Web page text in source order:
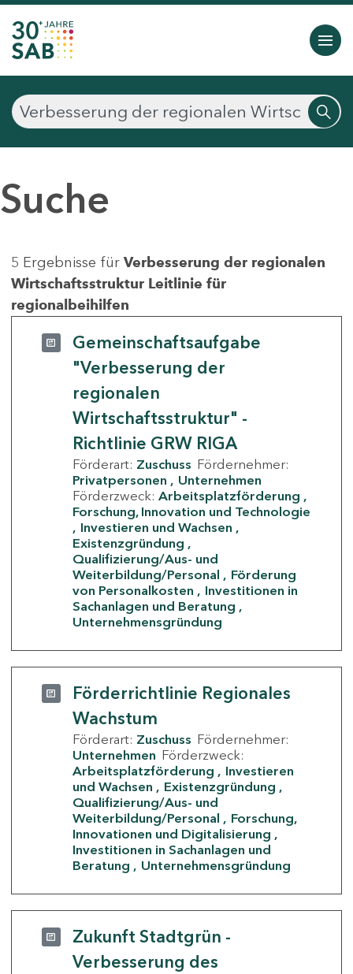
Suche
5 Ergebnisse für Verbesserung der regionalen
Wirtschaftsstruktur Leitlinie für
regionalbeihilfen
Gemeinschaftsaufgabe
"Verbesserung der
regionalen
Wirtschaftsstruktur" -
Richtlinie GRW RIGA
Förderart: Zuschuss Fördernehmer:
Privatpersonen
Unternehmen
Förderzweck: Arbeitsplatzförderung
Forschung, Innovation und Technologie
Investieren und Wachsen
Existenzgründung
Qualifizierung/Aus- und
Weiterbildung/Personal
Förderung
von Personalkosten
Investitionen in
Sachanlagen und Beratung
Unternehmensgründung
Förderrichtlinie Regionales
Wachstum
Förderart: Zuschuss Fördernehmer:
Unternehmen Förderzweck:
Arbeitsplatzförderung
Investieren
und Wachsen
Existenzgründung
Qualifizierung/Aus- und
Weiterbildung/Personal
Forschung,
Innovationen und Digitalisierung
Investitionen in Sachanlagen und
Beratung
Unternehmensgründung
Zukunft Stadtgrün -
Verbesserung des